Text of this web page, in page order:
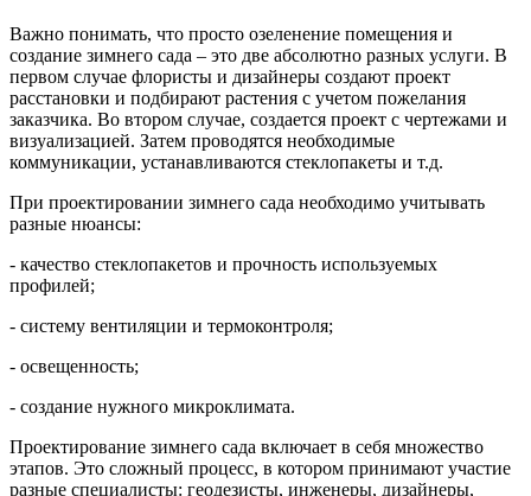
Важно понимать, что просто озеленение помещения и
создание зимнего сада – это две абсолютно разных услуги. В
первом случае флористы и дизайнеры создают проект
расстановки и подбирают растения с учетом пожелания
заказчика. Во втором случае, создается проект с чертежами и
визуализацией. Затем проводятся необходимые
коммуникации, устанавливаются стеклопакеты и т.д.
При проектировании зимнего сада необходимо учитывать
разные нюансы:
- качество стеклопакетов и прочность используемых
профилей;
- систему вентиляции и термоконтроля;
- освещенность;
- создание нужного микроклимата.
Проектирование зимнего сада включает в себя множество
этапов. Это сложный процесс, в котором принимают участие
разные специалисты: геодезисты, инженеры, дизайнеры,